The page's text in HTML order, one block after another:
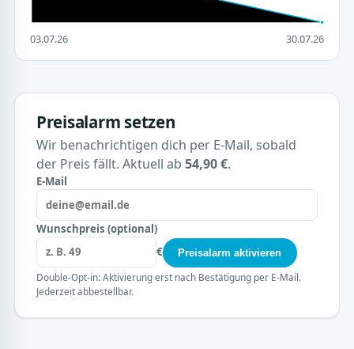
03.07.26 30.07.26
Preisalarm setzen
Wir benachrichtigen dich per E-Mail, sobald
der Preis fällt. Aktuell ab 54,90 €.
E-Mail
Wunschpreis (optional)
€
Preisalarm aktivieren
Double-Opt-in: Aktivierung erst nach Bestätigung per E-Mail.
Jederzeit abbestellbar.